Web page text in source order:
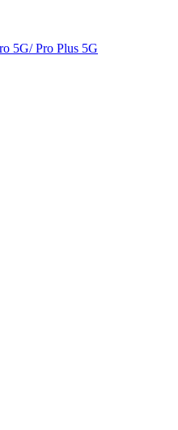
5G/ Pro Plus 5G